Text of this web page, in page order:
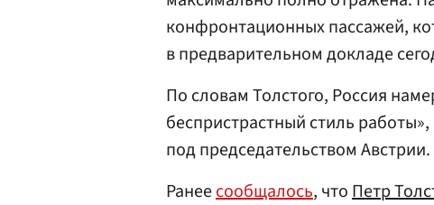
конфронтационных пассажей,
в предварительном докладе
По словам Толстого, Россия
беспристрастный стиль
под председательством Австрии.
Ранеесообщалось, чтоПетр